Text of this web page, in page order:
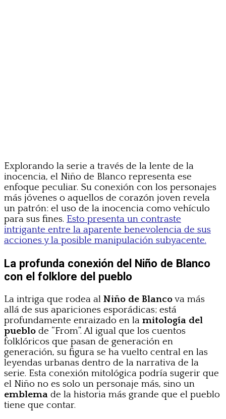
Explorando la serie a través de la lente de la
inocencia, el Niño de Blanco representa ese
enfoque peculiar. Su conexión con los personajes
más jóvenes o aquellos de corazón joven revela
un patrón: el uso de la inocencia como vehículo
para sus fines. Esto presenta un contraste
intrigante entre la aparente benevolencia de sus
acciones y la posible manipulación subyacente.
La profunda conexión del Niño de Blanco
con el folklore del pueblo
La intriga que rodea al Niño de Blancova más
allá de sus apariciones esporádicas; está
profundamente enraizado en la mitología del
pueblo de “From”. Al igual que los cuentos
folklóricos que pasan de generación en
generación, su figura se ha vuelto central en las
leyendas urbanas dentro de la narrativa de la
serie. Esta conexión mitológica podría sugerir que
el Niño no es solo un personaje más, sino un
emblema de la historia más grande que el pueblo
tiene que contar.